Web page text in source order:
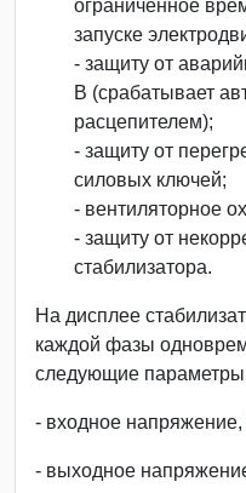
ограниченное
запуске
- защиту от
В (срабатывает
расцепителем);
- защиту от
силовых ключей;
- вентиляторное
- защиту от
стабилизатора.
На дисплее
каждой фазы
следующие
- входное напряжение,
- выходное